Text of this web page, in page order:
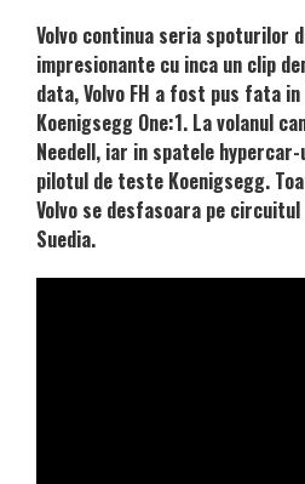
Volvo continua seria spoturilor
impresionante cu inca un clip
data, Volvo FH a fost pus fata
Koenigsegg One:1. La volanul
Needell, iar in spatele
pilotul de teste Koenigsegg.
Volvo se desfasoara pe
Suedia.